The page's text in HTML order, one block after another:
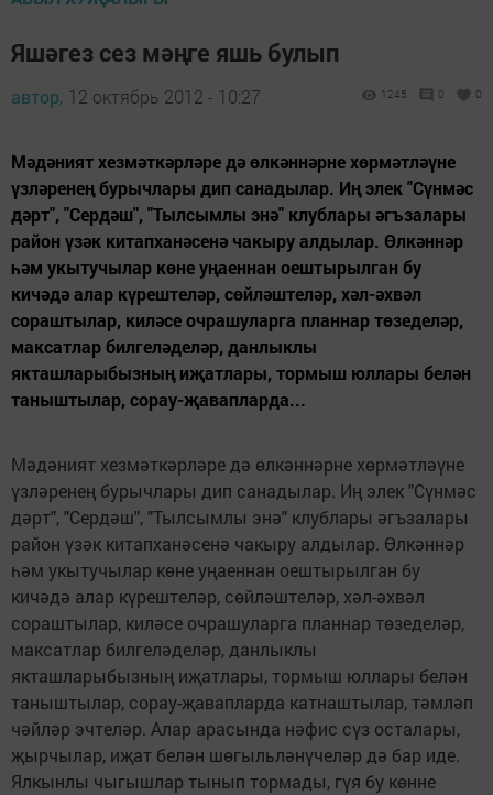
Яшәгез сез мәңге яшь булып
автор, 12 октябрь 2012 - 10:27 1245 0 0
Мәдәният хезмәткәрләре дә өлкәннәрне хөрмәтләүне
үзләренең бурычлары дип санадылар. Иң элек "Сүнмәс
дәрт", "Сердәш", "Тылсымлы энә" клублары әгъзалары
район үзәк китапханәсенә чакыру алдылар. Өлкәннәр
һәм укытучылар көне уңаеннан оештырылган бу
кичәдә алар күрештеләр, сөйләштеләр, хәл-әхвәл
сораштылар, киләсе очрашуларга планнар төзеделәр,
максатлар билгеләделәр, данлыклы
якташларыбызның иҗатлары, тормыш юллары белән
таныштылар, сорау-җавапларда...
Мәдәният хезмәткәрләре дә өлкәннәрне хөрмәтләүне
үзләренең бурычлары дип санадылар. Иң элек "Сүнмәс
дәрт", "Сердәш", "Тылсымлы энә" клублары әгъзалары
район үзәк китапханәсенә чакыру алдылар. Өлкәннәр
һәм укытучылар көне уңаеннан оештырылган бу
кичәдә алар күрештеләр, сөйләштеләр, хәл-әхвәл
сораштылар, киләсе очрашуларга планнар төзеделәр,
максатлар билгеләделәр, данлыклы
якташларыбызның иҗатлары, тормыш юллары белән
таныштылар, сорау-җавапларда катнаштылар, тәмләп
чәйләр эчтеләр. Алар арасында нәфис сүз осталары,
җырчылар, иҗат белән шөгыльләнүчеләр дә бар иде.
Ялкынлы чыгышлар тынып тормады, гүя бу көнне